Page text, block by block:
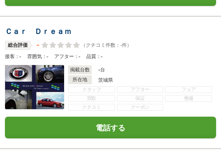
Ｃａｒ Ｄｒｅａｍ
総合評価 - （クチコミ件数： -件）
接客：- 雰囲気：- アフター：- 品質：-
掲載台数 -台
所在地
茨城県
スタッフ
アフター
フェア
買取
保証
整備
クチコミ
クーポン
電話する